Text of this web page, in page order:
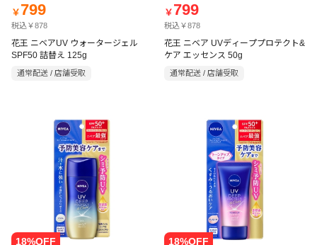
￥ 799
税込￥878
花王 ニベアUV ウォータージェル
SPF50 詰替え 125g
通常配送 / 店舗受取
￥ 799
税込￥878
花王 ニベア UVディーププロテクト&
ケア エッセンス 50g
通常配送 / 店舗受取